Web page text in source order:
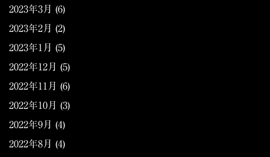
2023年3月 (6)
2023年2月 (2)
2023年1月 (5)
2022年12月 (5)
2022年11月 (6)
2022年10月 (3)
2022年9月 (4)
2022年8月 (4)